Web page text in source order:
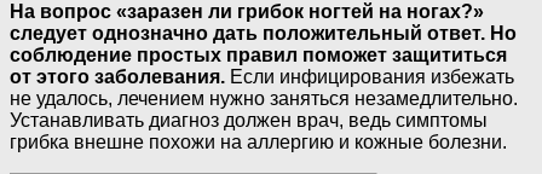
На вопрос «заразен ли грибок ногтей на ногах?»
следует однозначно дать положительный ответ. Но
соблюдение простых правил поможет защититься
от этого заболевания. Если инфицирования избежать
не удалось, лечением нужно заняться незамедлительно.
Устанавливать диагноз должен врач, ведь симптомы
грибка внешне похожи на аллергию и кожные болезни.